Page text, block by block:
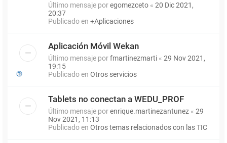
Último mensaje poregomezceto « 20 Dic 2021,
20:37
Publicado en +Aplicaciones
Aplicación Móvil Wekan
Último mensaje porfmartinezmarti « 29 Nov 2021,
19:15
Publicado en Otros servicios
Tablets no conectan a WEDU_PROF
Último mensaje porenrique.martinezantunez « 29
Nov 2021, 11:13
Publicado en Otros temas relacionados con las TIC